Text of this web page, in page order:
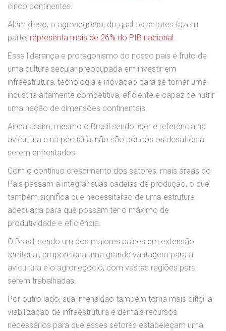
cinco continentes.
Além disso, o agronegócio, do qual os setores fazem
parte, representa mais de 26% do PIB nacional .
Essa liderança e protagonismo do nosso país é fruto de
uma cultura secular preocupada em investir em
infraestrutura, tecnologia e inovação para se tornar uma
indústria altamente competitiva, eficiente e capaz de nutrir
uma nação de dimensões continentais.
Ainda assim, mesmo o Brasil sendo líder e referência na
avicultura e na pecuária, não são poucos os desafios a
serem enfrentados.
Com o contínuo crescimento dos setores, mais áreas do
País passam a integrar suas cadeias de produção, o que
também significa que necessitarão de uma estrutura
adequada para que possam ter o máximo de
produtividade e eficiência.
O Brasil, sendo um dos maiores países em extensão
territorial, proporciona uma grande vantagem para a
avicultura e o agronegócio, com vastas regiões para
serem trabalhadas.
Por outro lado, sua imensidão também torna mais difícil a
viabilização de infraestrutura e demais recursos
necessários para que esses setores estabeleçam uma